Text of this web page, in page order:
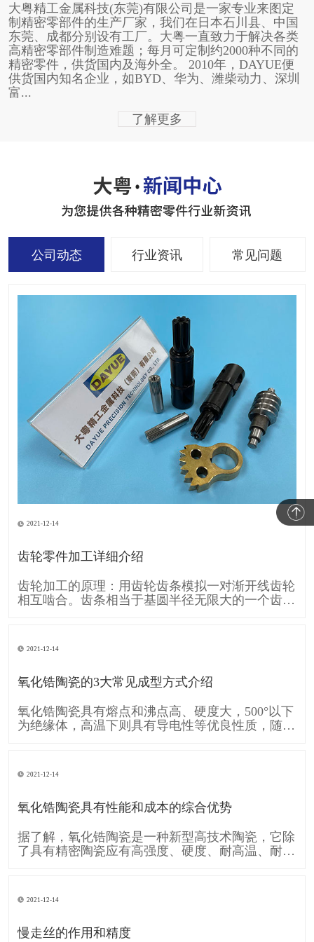
大粤精工金属科技(东莞)有限公司是一家专业来图定
制精密零部件的生产厂家，我们在日本石川县、中国
东莞、成都分别设有工厂。大粤一直致力于解决各类
高精密零部件制造难题；每月可定制约2000种不同的
精密零件，供货国内及海外全。 2010年，DAYUE便
供货国内知名企业，如BYD、华为、潍柴动力、深圳
富...
了解更多
公司动态 行业资讯 常见问题
2021-12-14
齿轮零件加工详细介绍
齿轮加工的原理：用齿轮齿条模拟一对渐开线齿轮
相互啮合。齿条相当于基圆半径无限大的一个齿
的运动。可见形成齿廓渐开线的运动是由刀具运动
A和工件运动B复合而成的。单纯的直线移动A和单
2021-12-14
氧化锆陶瓷的3大常见成型方式介绍
氧化锆陶瓷具有熔点和沸点高、硬度大，500°以下
为绝缘体，高温下则具有导电性等优良性质，随着
常见成型方式： 一、注浆成型 注浆成型是氧化锆
陶瓷使用较早的成型方法，注浆成型的成型过程包
2021-12-14
氧化锆陶瓷具有性能和成本的综合优势
据了解，氧化锆陶瓷是一种新型高技术陶瓷，它除
了具有精密陶瓷应有高强度、硬度、耐高温、耐酸
像是轴封轴承、切削组件、模具、汽车零件等，甚
至可用于人体，像是人工关节当中。 消费电子领
2021-12-14
慢走丝的作用和精度